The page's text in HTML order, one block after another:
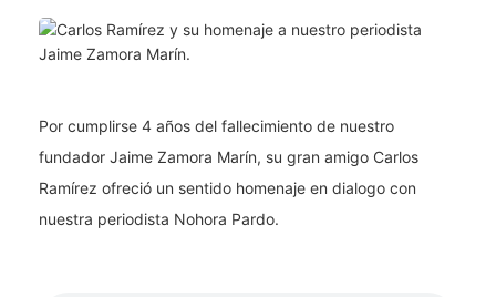
Por cumplirse 4 años del fallecimiento de nuestro
fundador Jaime Zamora Marín, su gran amigo Carlos
Ramírez ofreció un sentido homenaje en dialogo con
nuestra periodista Nohora Pardo.